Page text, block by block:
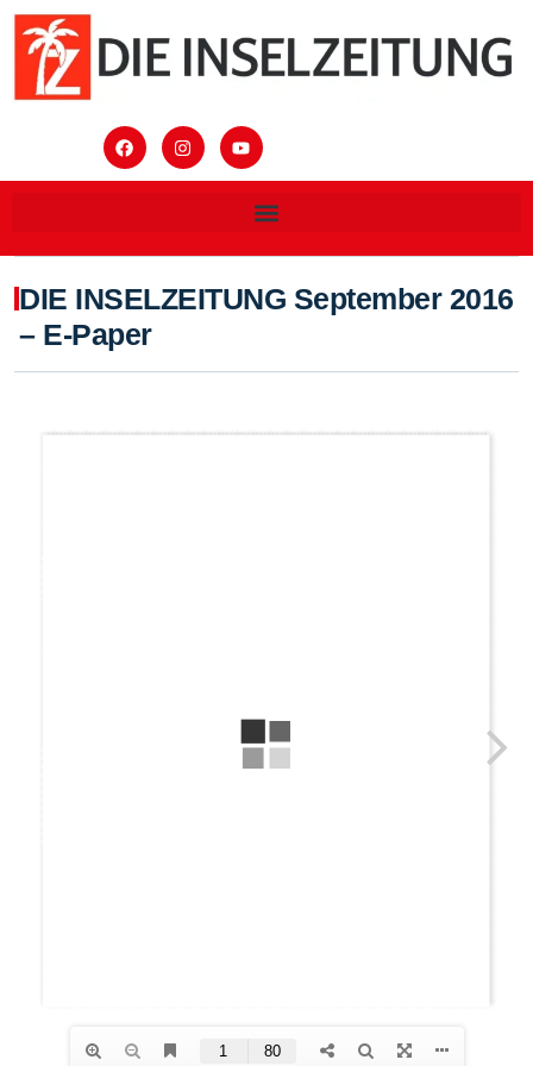
DIE INSELZEITUNG September 2016
– E-Paper